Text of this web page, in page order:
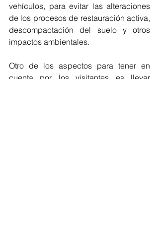
vehículos, para evitar las alteraciones
de los procesos de restauración activa,
descompactación del suelo y otros
impactos ambientales.
Otro de los aspectos para tener en
cuenta por los visitantes es llevar